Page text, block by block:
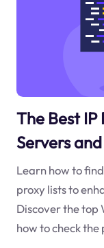
The Best
Servers
Learn how to
proxy lists to
Discover the top
how to check